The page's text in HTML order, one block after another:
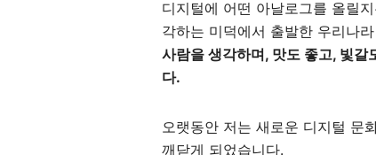
디지털에 어떤 아날로그를 올릴
각하는 미덕에서 출발한 우리나
사람을 생각하며, 맛도 좋고, 빛갈
다.
오랫동안 저는 새로운 디지털 문
깨닫게 되었습니다.